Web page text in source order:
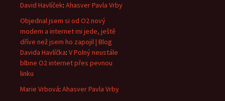
David Havlíček: Ahasver Pavla Vrby
Objednal jsem si od O2 nový
modem a internet mi jede, ještě
dříve než jsem ho zapojil | Blog
Davida Havlíčka: V Polný neustále
blbne O2 internet přes pevnou
linku
Marie Vrbová: Ahasver Pavla Vrby